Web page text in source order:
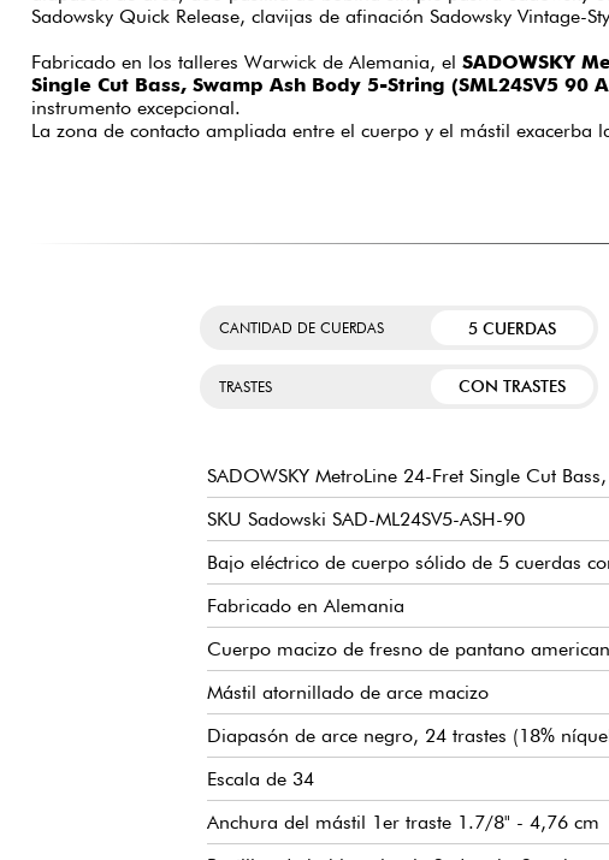
Sadowsky Quick Release, clavijas de afinación Sadowsky Vintage-
Fabricado en los talleres Warwick de Alemania, el SADOWSKY
Single Cut Bass, Swamp Ash Body 5-String (SML24SV5 90
instrumento excepcional.
La zona de contacto ampliada entre el cuerpo y el mástil exacerba
CANTIDAD DE CUERDAS 5 CUERDAS
TRASTES CON TRASTES
SADOWSKY MetroLine 24-Fret Single Cut
SKU Sadowski SAD-ML24SV5-ASH-90
Bajo eléctrico de cuerpo sólido de 5 cuerdas
Fabricado en Alemania
Cuerpo macizo de fresno de pantano
Mástil atornillado de arce macizo
Diapasón de arce negro, 24 trastes (18%
Escala de 34
Anchura del mástil 1er traste 1.7/8" - 4,76 cm